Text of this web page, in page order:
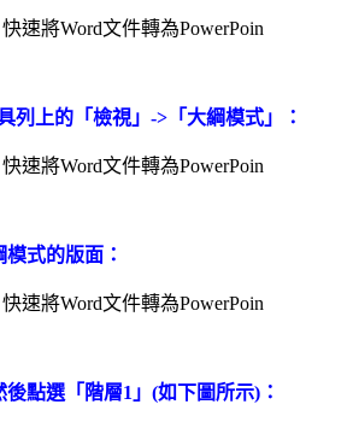
列上的「檢視」->「大綱模式」：
式的版面：
點選「階層1」(如下圖所示)：